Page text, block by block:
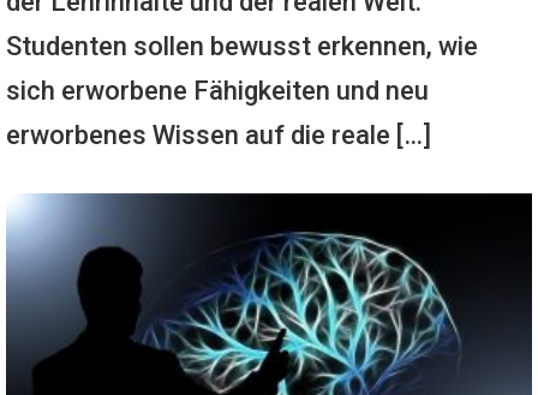
Studenten sollen bewusst erkennen, wie
sich erworbene Fähigkeiten und neu
erworbenes Wissen auf die reale […]